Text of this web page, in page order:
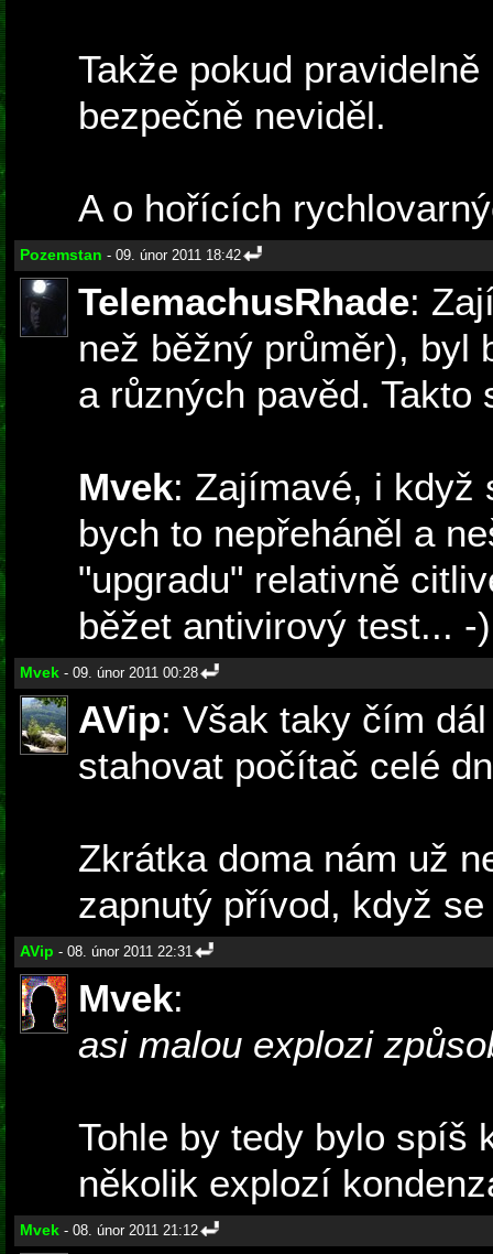
Takže pokud
bezpečně neviděl.
A o hořících
Pozemstan - 09. únor 2011 18:42
TelemachusRhade:
než běžný průměr), byl
a různých pavěd.
Mvek: Zajímavé, i když
bych to nepřeháněl a
"upgradu" relativně
běžet antivirový test... -)
Mvek - 09. únor 2011 00:28
AVip: Však taky čím
stahovat počítač celé
Zkrátka doma nám už
zapnutý přívod, když
AVip - 08. únor 2011 22:31
Mvek:
asi malou explozi
Tohle by tedy bylo spíš
několik explozí
Mvek - 08. únor 2011 21:12